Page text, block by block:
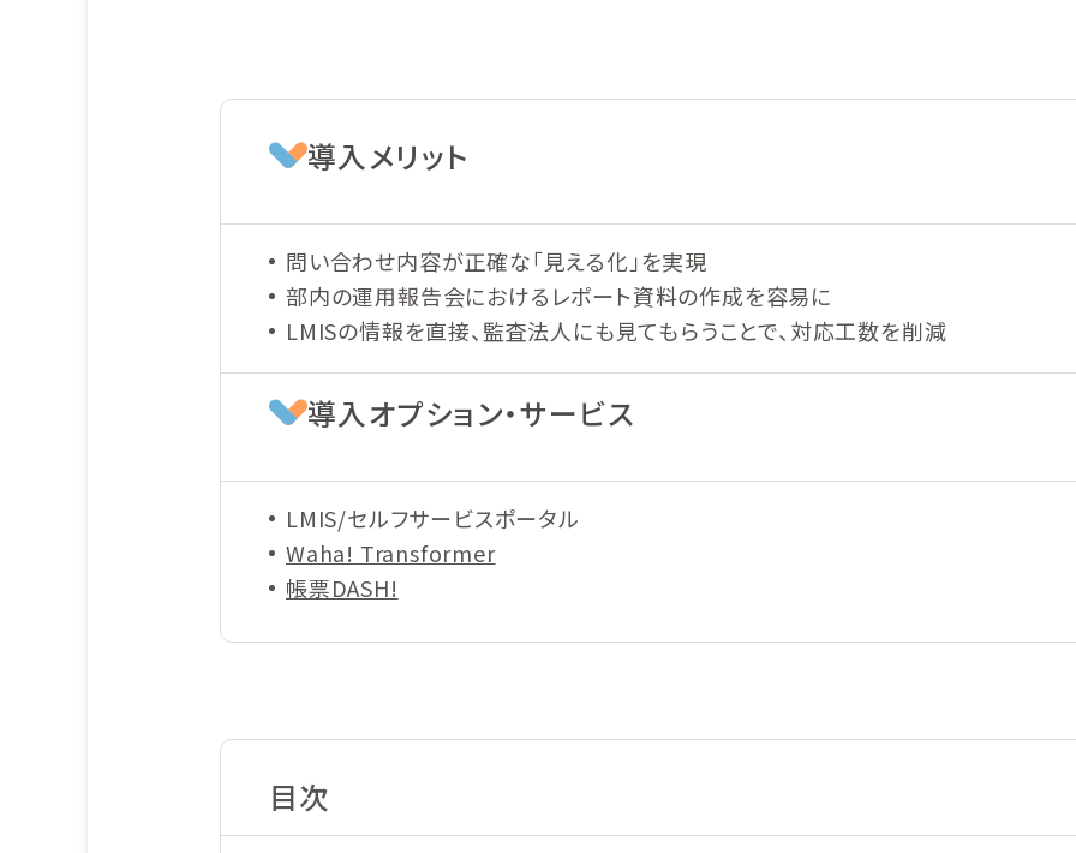
導入メリット
問い合わせ内容が正確な「見える化」を実現
部内の運用報告会におけるレポート資料の作成を容易に
LMISの情報を直接、監査法人にも見てもらうことで、対応工数を削減
導入オプション・サービス
LMIS/セルフサービスポータル
Waha! Transformer
帳票DASH!
目次